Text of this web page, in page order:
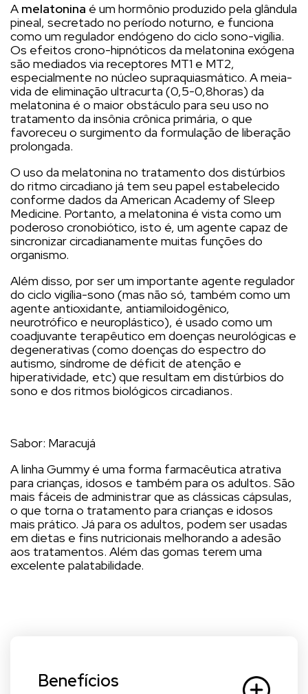
A melatonina é um hormônio produzido pela glândula
pineal, secretado no período noturno, e funciona
como um regulador endógeno do ciclo sono-vigília.
Os efeitos crono-hipnóticos da melatonina exógena
são mediados via receptores MT1 e MT2,
especialmente no núcleo supraquiasmático. A meia-
vida de eliminação ultracurta (0,5-0,8horas) da
melatonina é o maior obstáculo para seu uso no
tratamento da insônia crônica primária, o que
favoreceu o surgimento da formulação de liberação
prolongada.
O uso da melatonina no tratamento dos distúrbios
do ritmo circadiano já tem seu papel estabelecido
conforme dados da American Academy of Sleep
Medicine. Portanto, a melatonina é vista como um
poderoso cronobiótico, isto é, um agente capaz de
sincronizar circadianamente muitas funções do
organismo.
Além disso, por ser um importante agente regulador
do ciclo vigília-sono (mas não só, também como um
agente antioxidante, antiamiloidogênico,
neurotrófico e neuroplástico), é usado como um
coadjuvante terapêutico em doenças neurológicas e
degenerativas (como doenças do espectro do
autismo, síndrome de déficit de atenção e
hiperatividade, etc) que resultam em distúrbios do
sono e dos ritmos biológicos circadianos.
Sabor: Maracujá
A linha Gummy é uma forma farmacêutica atrativa
para crianças, idosos e também para os adultos. São
mais fáceis de administrar que as clássicas cápsulas,
o que torna o tratamento para crianças e idosos
mais prático. Já para os adultos, podem ser usadas
em dietas e fins nutricionais melhorando a adesão
aos tratamentos. Além das gomas terem uma
excelente palatabilidade.
Benefícios